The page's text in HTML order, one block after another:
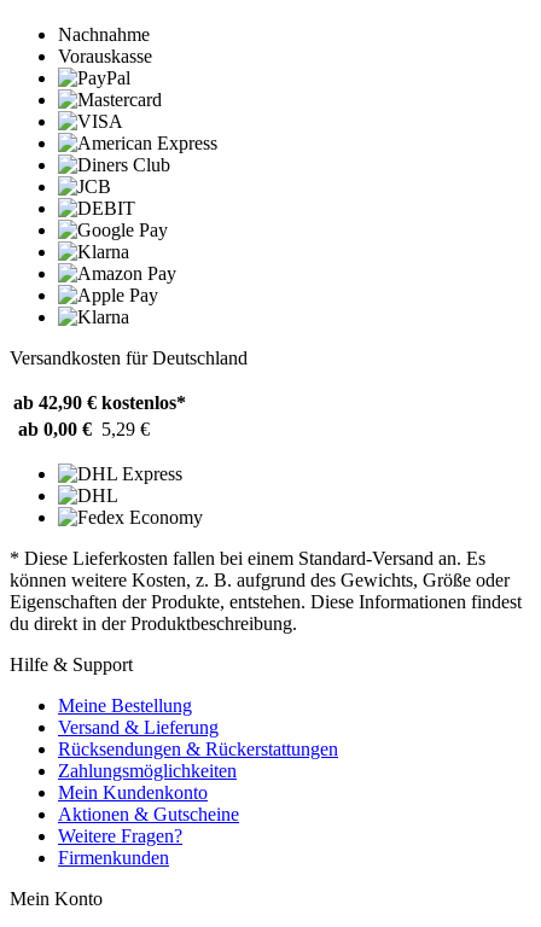
Nachnahme
Vorauskasse
Versandkosten für Deutschland
ab 42,90 € kostenlos*
ab 0,00 € 5,29 €
* Diese Lieferkosten fallen bei einem Standard-Versand an. Es
können weitere Kosten, z. B. aufgrund des Gewichts, Größe oder
Eigenschaften der Produkte, entstehen. Diese Informationen findest
du direkt in der Produktbeschreibung.
Hilfe & Support
Meine Bestellung
Versand & Lieferung
Rücksendungen & Rückerstattungen
Zahlungsmöglichkeiten
Mein Kundenkonto
Aktionen & Gutscheine
Weitere Fragen?
Firmenkunden
Mein Konto